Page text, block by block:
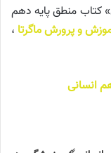
کتاب منطق پایه دهم
و پرورش ماگرتا ،
انسانی